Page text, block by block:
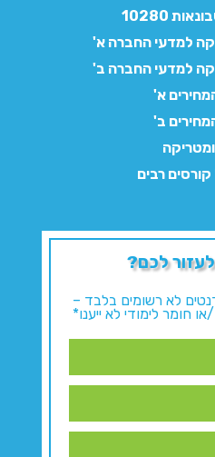
10280
למדעי החברה א'
למדעי החברה ב'
א'
ב'
רבים
לעזור לכם?
לא רשומים בלבד –
חומר לימודי לא ייענו*